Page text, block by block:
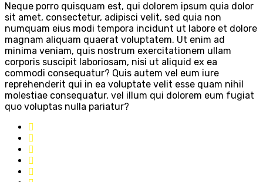
Neque porro quisquam est, qui dolorem ipsum quia dolor
sit amet, consectetur, adipisci velit, sed quia non
numquam eius modi tempora incidunt ut labore et dolore
magnam aliquam quaerat voluptatem. Ut enim ad
minima veniam, quis nostrum exercitationem ullam
corporis suscipit laboriosam, nisi ut aliquid ex ea
commodi consequatur? Quis autem vel eum iure
reprehenderit qui in ea voluptate velit esse quam nihil
molestiae consequatur, vel illum qui dolorem eum fugiat
quo voluptas nulla pariatur?